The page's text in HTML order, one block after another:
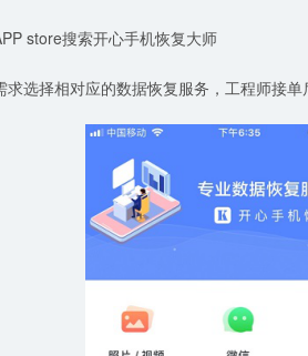
store搜索开心手机恢复大师
选择相对应的数据恢复服务，工程师接